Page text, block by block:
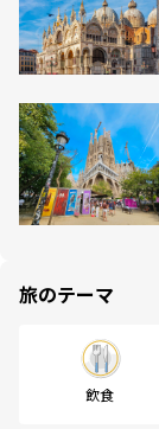
旅のテーマ
飲食